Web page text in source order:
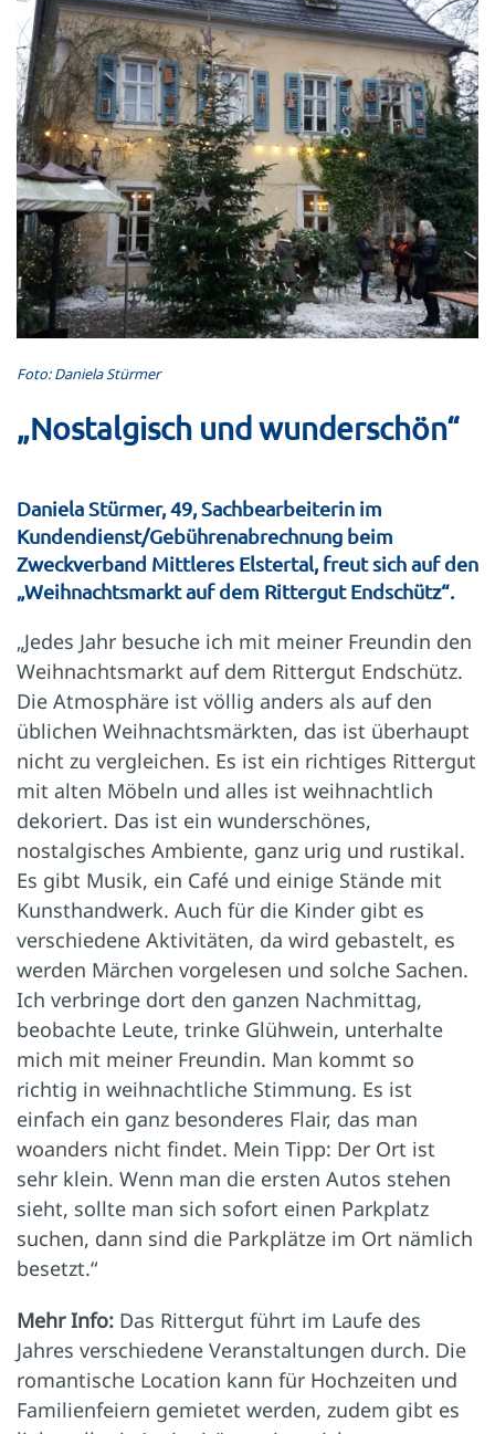
Foto: Daniela Stürmer
„Nostalgisch und wunderschön“
Daniela Stürmer, 49, Sachbearbeiterin im
Kundendienst/Gebührenabrechnung beim
Zweckverband Mittleres Elstertal, freut sich auf den
„Weihnachtsmarkt auf dem Rittergut Endschütz“.
„Jedes Jahr besuche ich mit meiner Freundin den
Weihnachtsmarkt auf dem Rittergut Endschütz.
Die Atmosphäre ist völlig anders als auf den
üblichen Weihnachtsmärkten, das ist überhaupt
nicht zu vergleichen. Es ist ein richtiges Rittergut
mit alten Möbeln und alles ist weihnachtlich
dekoriert. Das ist ein wunderschönes,
nostalgisches Ambiente, ganz urig und rustikal.
Es gibt Musik, ein Café und einige Stände mit
Kunsthandwerk. Auch für die Kinder gibt es
verschiedene Aktivitäten, da wird gebastelt, es
werden Märchen ­vorgelesen und solche Sachen.
Ich verbringe dort den ganzen Nachmittag,
beobachte Leute, trinke Glühwein, unterhalte
mich mit meiner Freundin. Man kommt so
richtig in weihnachtliche Stimmung. Es ist
einfach ein ganz besonderes Flair, das man
woanders nicht findet. Mein Tipp: Der Ort ist
sehr klein. Wenn man die ersten Autos stehen
sieht, sollte man sich sofort einen Parkplatz
suchen, dann sind die Parkplätze im Ort nämlich
besetzt.“
Mehr Info: Das Rittergut führt im Laufe des
Jahres verschiedene Veranstaltungen durch. Die
romantische Location kann für Hochzeiten und
Familienfeiern gemietet werden, zudem gibt es